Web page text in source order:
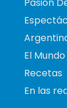
Pasión
El Mundo
Recetas
En las